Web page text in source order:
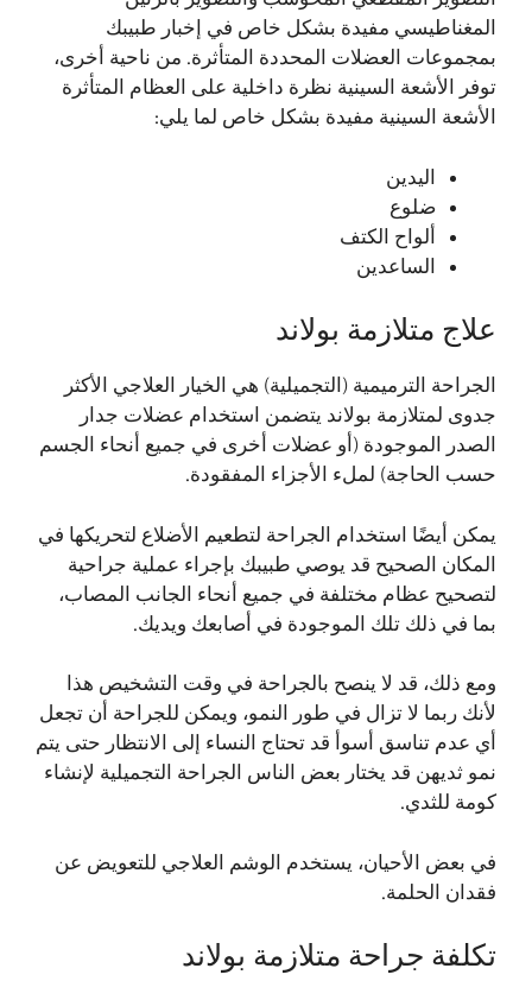
المغناطيسي مفيدة بشكل خاص في إخبار طبيبك
بمجموعات العضلات المحددة المتأثرة. من ناحية أخرى،
توفر الأشعة السينية نظرة داخلية على العظام المتأثرة
الأشعة السينية مفيدة بشكل خاص لما يلي:
اليدين
ضلوع
ألواح الكتف
الساعدين
علاج متلازمة بولاند
الجراحة الترميمية (التجميلية) هي الخيار العلاجي الأكثر
جدوى لمتلازمة بولاند يتضمن استخدام عضلات جدار
الصدر الموجودة (أو عضلات أخرى في جميع أنحاء الجسم
حسب الحاجة) لملء الأجزاء المفقودة.
يمكن أيضًا استخدام الجراحة لتطعيم الأضلاع لتحريكها في
المكان الصحيح قد يوصي طبيبك بإجراء عملية جراحية
لتصحيح عظام مختلفة في جميع أنحاء الجانب المصاب،
بما في ذلك تلك الموجودة في أصابعك ويديك.
ومع ذلك، قد لا ينصح بالجراحة في وقت التشخيص هذا
لأنك ربما لا تزال في طور النمو، ويمكن للجراحة أن تجعل
أي عدم تناسق أسوأ قد تحتاج النساء إلى الانتظار حتى يتم
نمو ثديهن قد يختار بعض الناس الجراحة التجميلية لإنشاء
كومة للثدي.
في بعض الأحيان، يستخدم الوشم العلاجي للتعويض عن
فقدان الحلمة.
تكلفة جراحة متلازمة بولاند